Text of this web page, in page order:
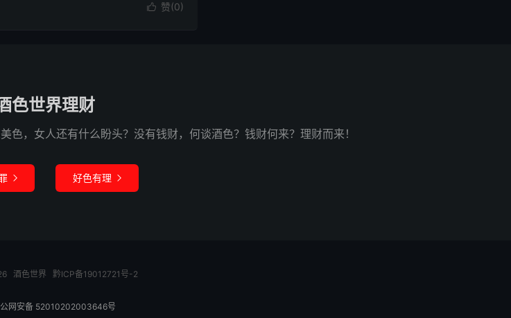
 赞(0)
色世界理财
，女人还有什么盼头？没有钱财，何谈酒色？钱财何来？理财而来！
 好色有理 
酒色世界 黔ICP备19012721号-2
网安备 52010202003646号